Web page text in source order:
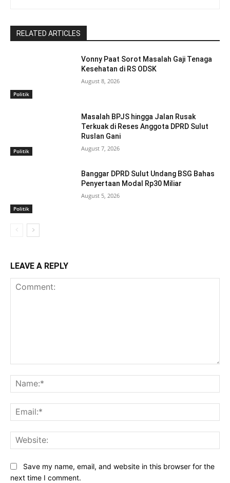
RELATED ARTICLES
Politik
Vonny Paat Sorot Masalah Gaji Tenaga
Kesehatan di RS ODSK
August 8, 2026
Politik
Masalah BPJS hingga Jalan Rusak
Terkuak di Reses Anggota DPRD Sulut
Ruslan Gani
August 7, 2026
Politik
Banggar DPRD Sulut Undang BSG Bahas
Penyertaan Modal Rp30 Miliar
August 5, 2026
LEAVE A REPLY
Save my name, email, and website in this browser for the
next time I comment.